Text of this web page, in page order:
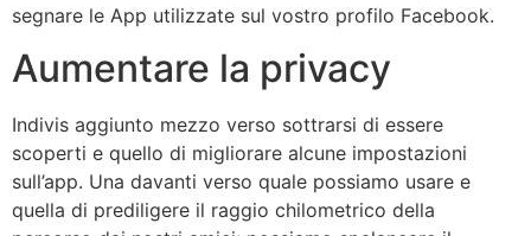
segnare le App utilizzate sul vostro profilo Facebook.
Aumentare la privacy
Indivis aggiunto mezzo verso sottrarsi di essere
scoperti e quello di migliorare alcune impostazioni
sull’app. Una davanti verso quale possiamo usare e
quella di prediligere il raggio chilometrico della